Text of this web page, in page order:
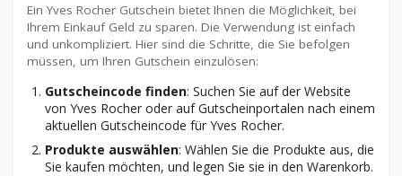
Ein Yves Rocher Gutschein bietet Ihnen die Möglichkeit, bei
Ihrem Einkauf Geld zu sparen. Die Verwendung ist einfach
und unkompliziert. Hier sind die Schritte, die Sie befolgen
müssen, um Ihren Gutschein einzulösen:
Gutscheincode finden: Suchen Sie auf der Website
von Yves Rocher oder auf Gutscheinportalen nach einem
aktuellen Gutscheincode für Yves Rocher.
Produkte auswählen: Wählen Sie die Produkte aus, die
Sie kaufen möchten, und legen Sie sie in den Warenkorb.